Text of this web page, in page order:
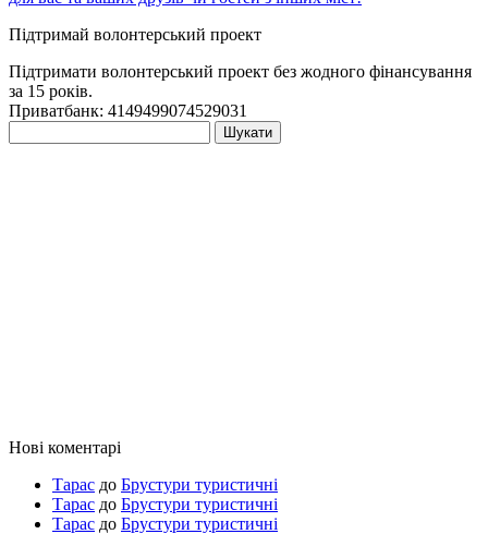
Підтримай волонтерський проект
Підтримати волонтерський проект без жодного фінансування
за 15 років.
Приватбанк: 4149499074529031
Нові коментарі
Тарас до Брустури туристичні
Тарас до Брустури туристичні
Тарас до Брустури туристичні